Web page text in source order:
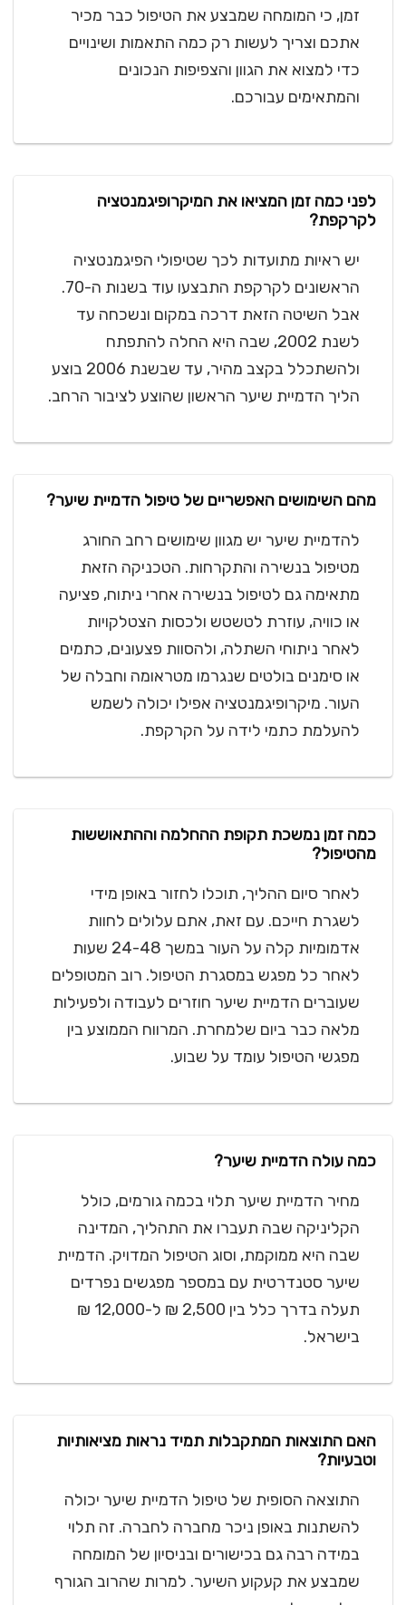
זמן, כי המומחה שמבצע את הטיפול כבר מכיר
אתכם וצריך לעשות רק כמה התאמות ושינויים
כדי למצוא את הגוון והצפיפות הנכונים
והמתאימים עבורכם.
לפני כמה זמן המציאו את המיקרופיגמנטציה
לקרקפת?
יש ראיות מתועדות לכך שטיפולי הפיגמנטציה
הראשונים לקרקפת התבצעו עוד בשנות ה-70.
אבל השיטה הזאת דרכה במקום ונשכחה עד
לשנת 2002, שבה היא החלה להתפתח
ולהשתכלל בקצב מהיר, עד שבשנת 2006 בוצע
הליך הדמיית שיער הראשון שהוצע לציבור הרחב.
מהם השימושים האפשריים של טיפול הדמיית שיער?
להדמיית שיער יש מגוון שימושים רחב החורג
מטיפול בנשירה והתקרחות. הטכניקה הזאת
מתאימה גם לטיפול בנשירה אחרי ניתוח, פציעה
או כוויה, עוזרת לטשטש ולכסות הצטלקויות
לאחר ניתוחי השתלה, ולהסוות פצעונים, כתמים
או סימנים בולטים שנגרמו מטראומה וחבלה של
העור. מיקרופיגמנטציה אפילו יכולה לשמש
להעלמת כתמי לידה על הקרקפת.
כמה זמן נמשכת תקופת ההחלמה וההתאוששות
מהטיפול?
לאחר סיום ההליך, תוכלו לחזור באופן מידי
לשגרת חייכם. עם זאת, אתם עלולים לחוות
אדמומיות קלה על העור במשך 24-48 שעות
לאחר כל מפגש במסגרת הטיפול. רוב המטופלים
שעוברים הדמיית שיער חוזרים לעבודה ולפעילות
מלאה כבר ביום שלמחרת. המרווח הממוצע בין
מפגשי הטיפול עומד על שבוע.
כמה עולה הדמיית שיער?
מחיר הדמיית שיער תלוי בכמה גורמים, כולל
הקליניקה שבה תעברו את התהליך, המדינה
שבה היא ממוקמת, וסוג הטיפול המדויק. הדמיית
שיער סטנדרטית עם במספר מפגשים נפרדים
תעלה בדרך כלל בין 2,500 ₪ ל-12,000 ₪
בישראל.
האם התוצאות המתקבלות תמיד נראות מציאותיות
וטבעיות?
התוצאה הסופית של טיפול הדמיית שיער יכולה
להשתנות באופן ניכר מחברה לחברה. זה תלוי
במידה רבה גם בכישורים ובניסיון של המומחה
שמבצע את קעקוע השיער. למרות שהרוב הגורף